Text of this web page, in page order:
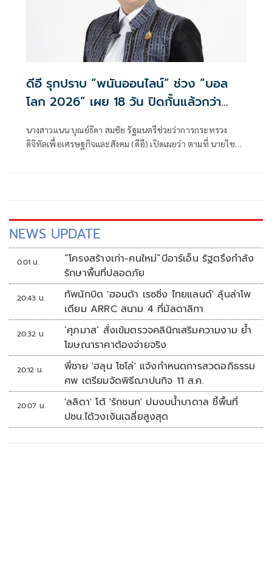
ดีอี รุกปราบ “พนันออนไลน์” ช่วง “บอล
โลก 2026” เผย 18 วัน ปิดกั้นแล้วกว่า
นางสาวแนน บุณย์ธิดา สมชัย รัฐมนตรีช่วยว่าการกระทรวง
ดิจิทัลเพื่อเศรษฐกิจและสังคม (ดีอี) เปิดเผยว่า ตามที่ นายไชย
NEWS UPDATE
0:01 น.
“โครงสร้างเก่า-คนใหม่”บีอาร์เอ็น รัฐตรึงกำลัง
รักษาพื้นที่ปลอดภัย
20:43 น.
ทัพนักบิด 'ฮอนด้า เรซซิ่ง ไทยแลนด์' ลุ้นล่าโพ
เดียม ARRC สนาม 4 ที่มัลดาลิกา
20:32 น.
‘ศุภมาส’ สั่งเข้มตรวจคลินิกเสริมความงาม ย้ำ
โฆษณาราคาต้องจ่ายจริง
20:12 น.
พี่ชาย 'ฮลุน โซโล่' แจ้งกำหนดการสวดอภิธรรม
ศพ เตรียมจัดพิธีฌาปนกิจ 11 ส.ค.
20:07 น.
'ลลิดา' โต้ 'รักชนก' ปมงบน้ำบาดาล ชี้พื้นที่
ปชน.ได้วงเงินเฉลี่ยสูงสุด